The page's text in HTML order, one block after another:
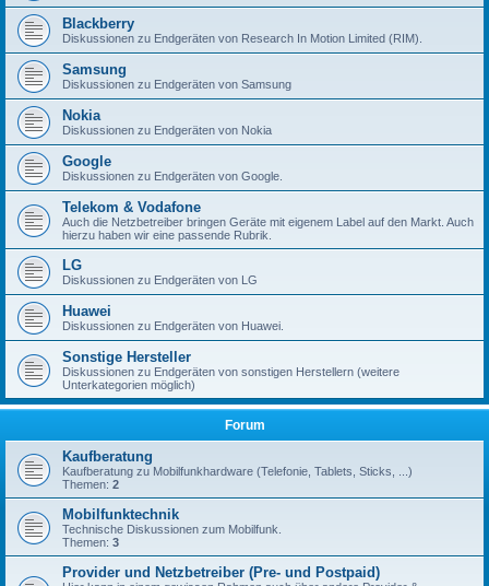
Blackberry
Diskussionen zu Endgeräten von Research In Motion Limited (RIM).
Samsung
Diskussionen zu Endgeräten von Samsung
Nokia
Diskussionen zu Endgeräten von Nokia
Google
Diskussionen zu Endgeräten von Google.
Telekom & Vodafone
Auch die Netzbetreiber bringen Geräte mit eigenem Label auf den Markt. Auch
hierzu haben wir eine passende Rubrik.
LG
Diskussionen zu Endgeräten von LG
Huawei
Diskussionen zu Endgeräten von Huawei.
Sonstige Hersteller
Diskussionen zu Endgeräten von sonstigen Herstellern (weitere
Unterkategorien möglich)
Forum
Kaufberatung
Kaufberatung zu Mobilfunkhardware (Telefonie, Tablets, Sticks, ...)
Themen: 2
Mobilfunktechnik
Technische Diskussionen zum Mobilfunk.
Themen: 3
Provider und Netzbetreiber (Pre- und Postpaid)